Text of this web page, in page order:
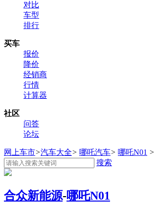
对比
车型
排行
买车
报价
降价
经销商
行情
计算器
社区
问答
论坛
网上车市>汽车大全> 哪吒汽车> 哪吒N01 >
搜索
合众新能源-哪吒N01